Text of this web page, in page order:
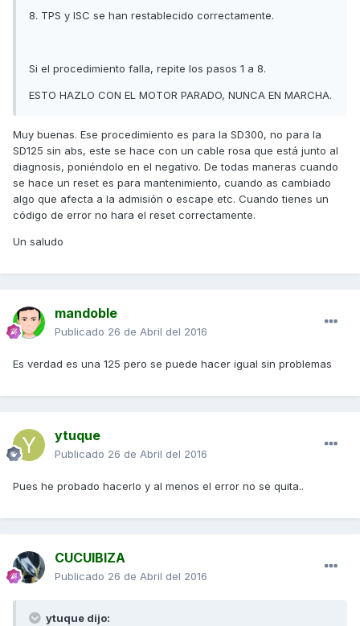
8. TPS y ISC se han restablecido correctamente.
Si el procedimiento falla, repite los pasos 1 a 8.
ESTO HAZLO CON EL MOTOR PARADO, NUNCA EN MARCHA.
Muy buenas. Ese procedimiento es para la SD300, no para la
SD125 sin abs, este se hace con un cable rosa que está junto al
diagnosis, poniéndolo en el negativo. De todas maneras cuando
se hace un reset es para mantenimiento, cuando as cambiado
algo que afecta a la admisión o escape etc. Cuando tienes un
código de error no hara el reset correctamente.
Un saludo
mandoble
Publicado 26 de Abril del 2016
Es verdad es una 125 pero se puede hacer igual sin problemas
ytuque
Publicado 26 de Abril del 2016
Pues he probado hacerlo y al menos el error no se quita..
CUCUIBIZA
Publicado 26 de Abril del 2016
ytuque dijo: